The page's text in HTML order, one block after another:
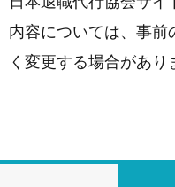
内容については、事
く変更する場合があり